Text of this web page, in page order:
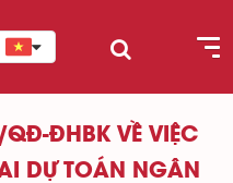
ĐHBK VỀ VIỆC
DỰ TOÁN NGÂN